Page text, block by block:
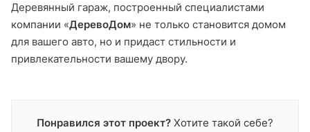
Деревянный гараж, построенный специалистами
компании «ДеревоДом» не только становится домом
для вашего авто, но и придаст стильности и
привлекательности вашему двору.
Понравился этот проект? Хотите такой себе?